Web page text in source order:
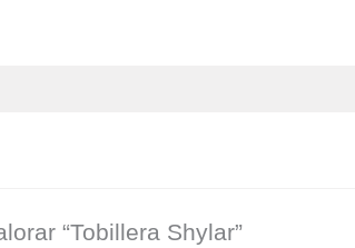
“Tobillera Shylar”